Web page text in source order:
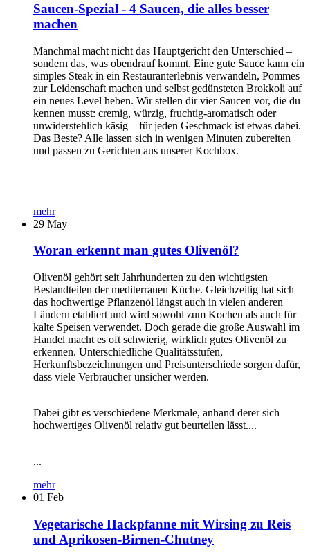
Saucen-Spezial - 4 Saucen, die alles besser
machen
Manchmal macht nicht das Hauptgericht den Unterschied –
sondern das, was obendrauf kommt. Eine gute Sauce kann ein
simples Steak in ein Restauranterlebnis verwandeln, Pommes
zur Leidenschaft machen und selbst gedünsteten Brokkoli auf
ein neues Level heben. Wir stellen dir vier Saucen vor, die du
kennen musst: cremig, würzig, fruchtig-aromatisch oder
unwiderstehlich käsig – für jeden Geschmack ist etwas dabei.
Das Beste? Alle lassen sich in wenigen Minuten zubereiten
und passen zu Gerichten aus unserer Kochbox.
mehr
29 May
Woran erkennt man gutes Olivenöl?
Olivenöl gehört seit Jahrhunderten zu den wichtigsten
Bestandteilen der mediterranen Küche. Gleichzeitig hat sich
das hochwertige Pflanzenöl längst auch in vielen anderen
Ländern etabliert und wird sowohl zum Kochen als auch für
kalte Speisen verwendet. Doch gerade die große Auswahl im
Handel macht es oft schwierig, wirklich gutes Olivenöl zu
erkennen. Unterschiedliche Qualitätsstufen,
Herkunftsbezeichnungen und Preisunterschiede sorgen dafür,
dass viele Verbraucher unsicher werden.
Dabei gibt es verschiedene Merkmale, anhand derer sich
hochwertiges Olivenöl relativ gut beurteilen lässt....
...
mehr
01 Feb
Vegetarische Hackpfanne mit Wirsing zu Reis
und Aprikosen-Birnen-Chutney